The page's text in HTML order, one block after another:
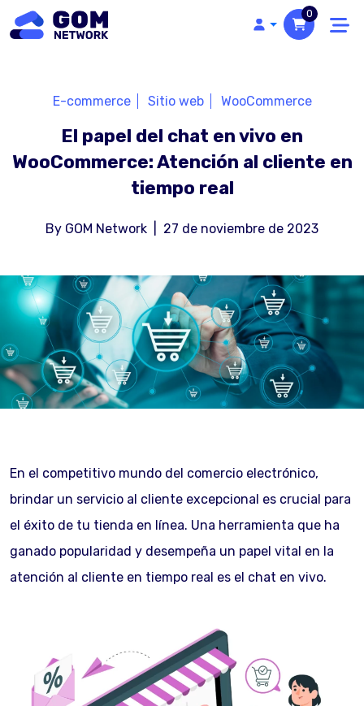
0
El papel del chat en vivo en
WooCommerce: Atención al cliente en
tiempo real
E-commerce Sitio web WooCommerce
By GOM Network 27 de noviembre de 2023
En el competitivo mundo del comercio electrónico,
brindar un servicio al cliente excepcional es crucial para
el éxito de tu tienda en línea. Una herramienta que ha
ganado popularidad y desempeña un papel vital en la
atención al cliente en tiempo real es el chat en vivo.